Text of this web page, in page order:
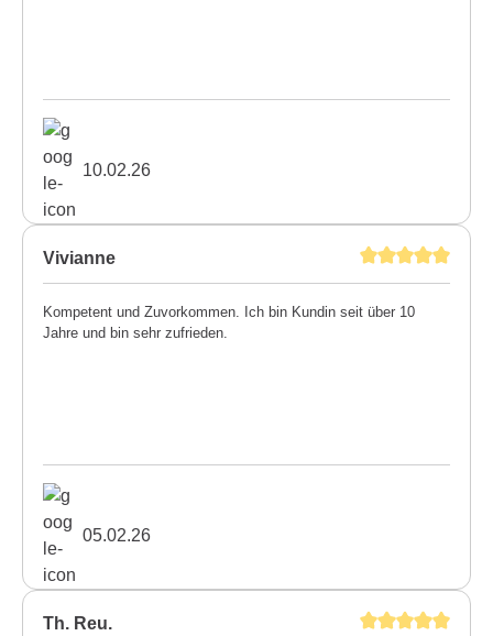
10.02.26
Vivianne
Kompetent und Zuvorkommen. Ich bin Kundin seit über 10
Jahre und bin sehr zufrieden.
05.02.26
Th. Reu.